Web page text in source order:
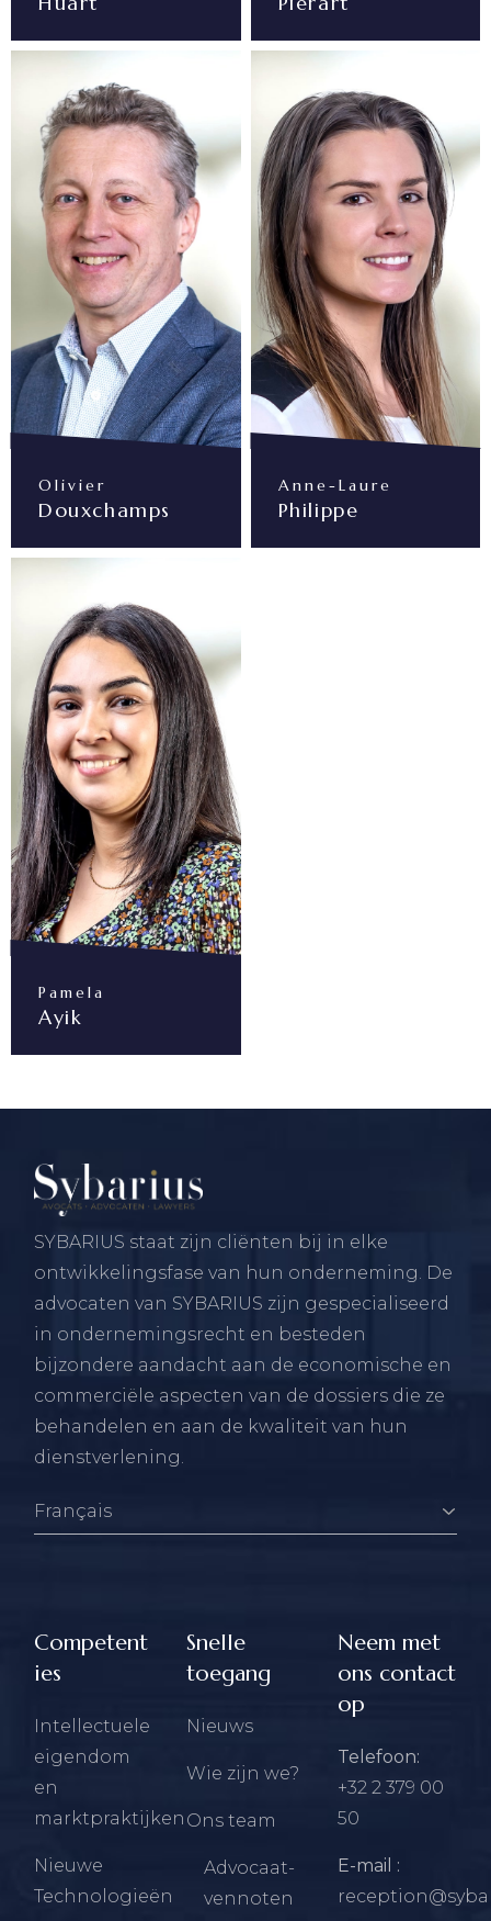
Olivier
Douxchamps
Anne-Laure
Philippe
Pamela
Ayik
SYBARIUS staat zijn cliënten bij in elke
ontwikkelingsfase van hun onderneming. De
advocaten van SYBARIUS zijn gespecialiseerd
in ondernemingsrecht en besteden
bijzondere aandacht aan de economische en
commerciële aspecten van de dossiers die ze
behandelen en aan de kwaliteit van hun
dienstverlening.
Competent
ies
Intellectuele
eigendom
en
marktpraktijken
Nieuwe
Technologieën
Snelle
toegang
Nieuws
Wie zijn we?
Ons team
Advocaat-
vennoten
Neem met
ons contact
op
Telefoon:
+32 2 379 00
50
E-mail :